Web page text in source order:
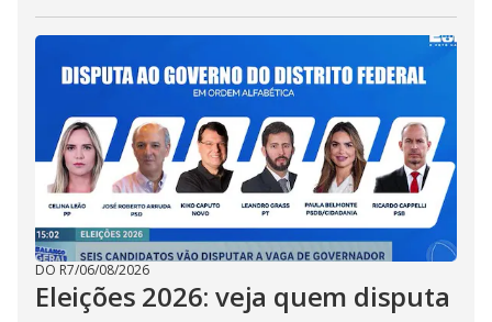
DO R7/06/08/2026
Eleições 2026: veja quem disputa